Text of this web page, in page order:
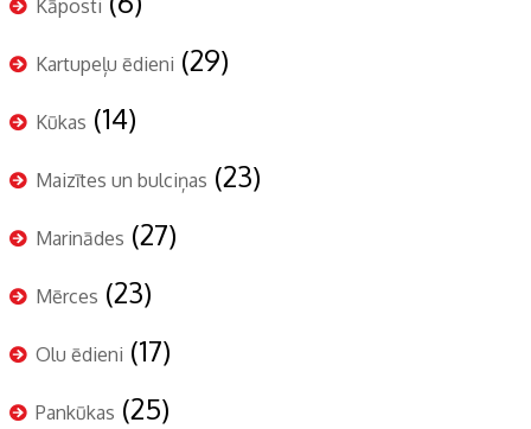
Kāposti
Kartupeļu ēdieni (29)
Kūkas (14)
Maizītes un bulciņas (23)
Marinādes (27)
Mērces (23)
Olu ēdieni (17)
Pankūkas (25)